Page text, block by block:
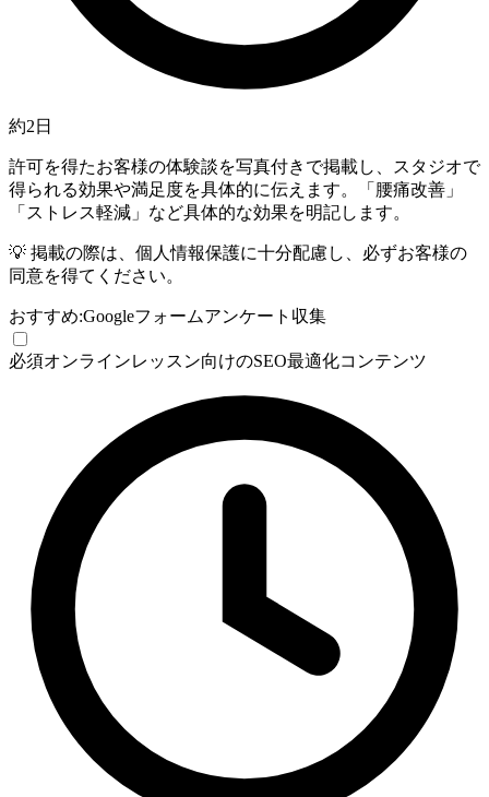
約2日
許可を得たお客様の体験談を写真付きで掲載し、スタジオで
得られる効果や満足度を具体的に伝えます。「腰痛改善」
「ストレス軽減」など具体的な効果を明記します。
💡 掲載の際は、個人情報保護に十分配慮し、必ずお客様の
同意を得てください。
おすすめ:Googleフォームアンケート収集
必須オンラインレッスン向けのSEO最適化コンテンツ